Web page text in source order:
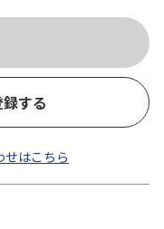
する
せはこちら